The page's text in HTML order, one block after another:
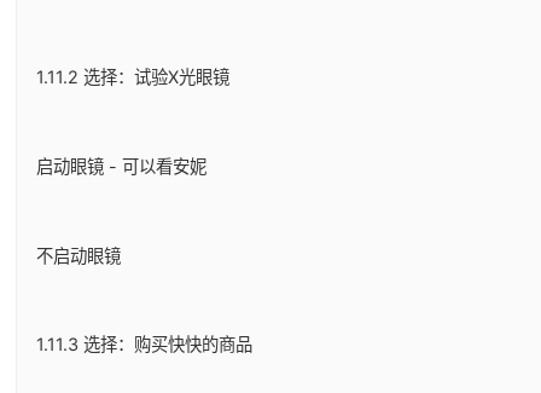
1.11.2 选择：试验X光眼镜
启动眼镜 - 可以看安妮
不启动眼镜
1.11.3 选择：购买快快的商品